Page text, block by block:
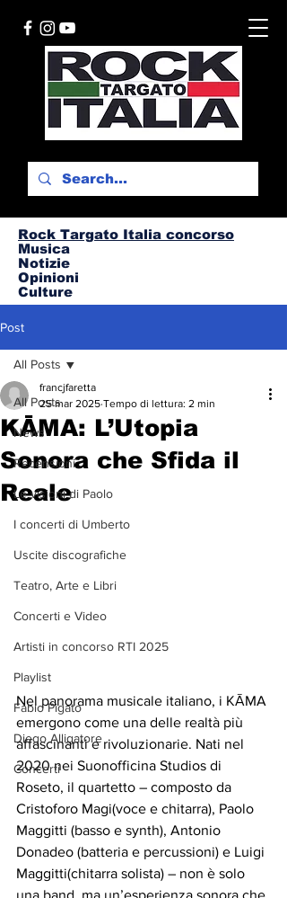
Rock Targato Italia concorso
Musica
Notizie
Opinioni
Culture
Post
All Posts
News
Recensioni
Le visioni di Paolo
I concerti di Umberto
Uscite discografiche
Teatro, Arte e Libri
Concerti e Video
Artisti in concorso RTI 2025
Playlist
Fabio Pigato
Diego Alligatore
Concerti
All Posts
KĀMA: L’Utopia
Sonora che Sfida il
Reale
francjfaretta
25 mar 2025 Tempo di lettura: 2 min
Nel panorama musicale italiano, i KĀMA
emergono come una delle realtà più
affascinanti e rivoluzionarie. Nati nel
2020 nei Suonofficina Studios di
Roseto, il quartetto – composto da
Cristoforo Magi(voce e chitarra), Paolo
Maggitti (basso e synth), Antonio
Donadeo (batteria e percussioni) e Luigi
Maggitti(chitarra solista) – non è solo